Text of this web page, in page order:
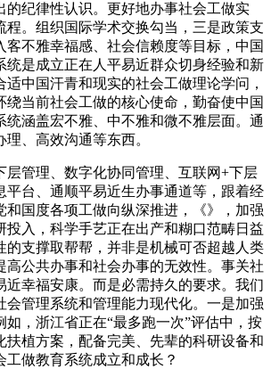
的纪律性认识。更好地办事社会工做实
程。组织国际学术交换勾当，三是政策支
客不雅幸福感、社会信赖度等目标，中国
统是成立正在人平易近群众切身经验和新
中国汗青和现实的社会工做理论学问，
绕当前社会工做的核心使命，勤奋使中国
统涵盖宏不雅、中不雅和微不雅层面。通
、高效沟通等东西。
管理、数字化协同管理、互联网+下层
平台、通顺平易近生办事通道等，跟着经
和国度各项工做向纵深推进，《》，加强
投入，科学手艺正在出产和糊口范畴日益
的支撑取帮帮，并非是机械可否超越人类
高公共办事和社会办事的无效性。事关社
近幸福安康。而是必需持久的要求。我们
会管理系统和管理能力现代化。一是加强
如，浙江省正在“最多跑一次”评估中，按
扶植方案，配备完美、先辈的科研设备和
工做教育系统成立和成长？